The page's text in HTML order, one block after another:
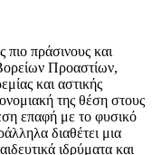
πράσινους και
Προαστίων,
και αστικής
της θέση στους
επαφή με το φυσικό
διαθέτει μια
ιδρύματα και